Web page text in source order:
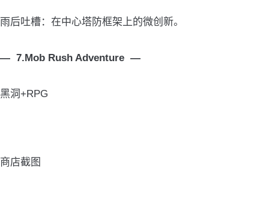
雨后吐槽：在中心塔防框架上的微创新。
— 7.Mob Rush Adventure —
黑洞+RPG
商店截图